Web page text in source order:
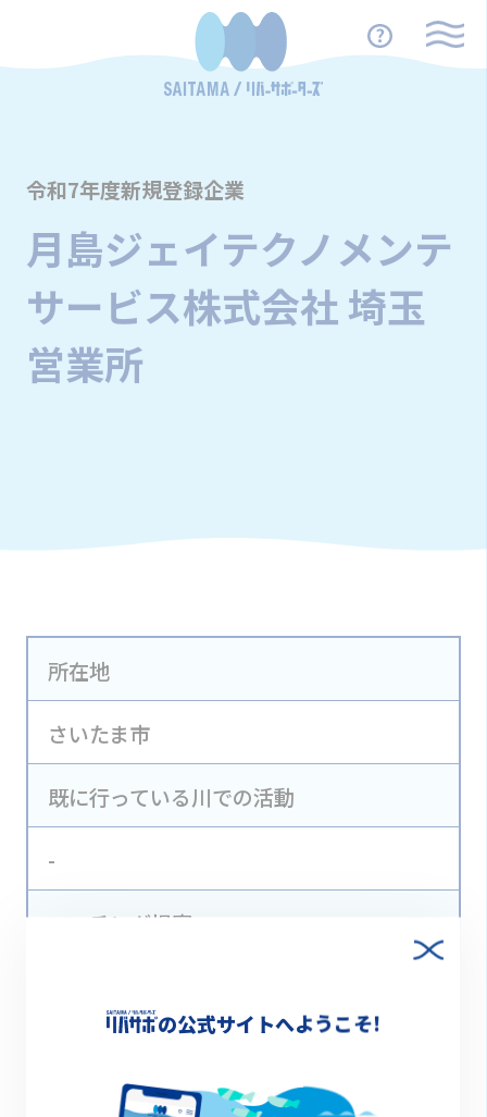
令和7年度新規登録企業
月島ジェイテクノメンテ
サービス株式会社 埼玉
営業所
所在地
さいたま市
既に行っている川での活動
-
マッチング提案
の公式サイトへようこそ!